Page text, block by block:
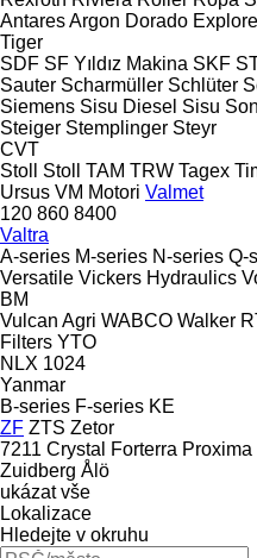
AntaresArgon Dorado
Tiger
SDF SF Yıldız Makina SKF
Sauter Scharmüller Schlüter
Siemens Sisu Diesel Sisu
Steiger Stemplinger Steyr
CVT
Stoll
Stoll TAM TRW Tagex
Ursus VM Motori Valmet
120 860 8400
Valtra
A-series M-series N-series Q-
Versatile Vickers Hydraulics
BM
Vulcan Agri WABCO Walker
Filters YTO
NLX 1024
Yanmar
B-series F-series KE
ZF ZTS Zetor
7211 Crystal Forterra Proxima
Zuidberg Ålö
ukázat vše
Lokalizace
Hledejte v okruhu